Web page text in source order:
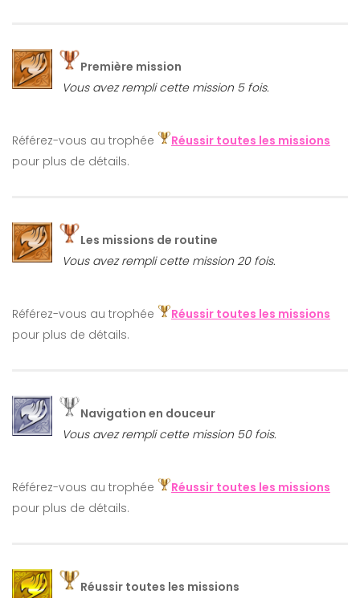
Première mission
Vous avez rempli cette mission 5 fois.
Référez-vous au trophée
Réussir toutes les missions
pour plus de détails.
Les missions de routine
Vous avez rempli cette mission 20 fois.
Référez-vous au trophée
Réussir toutes les missions
pour plus de détails.
Navigation en douceur
Vous avez rempli cette mission 50 fois.
Référez-vous au trophée
Réussir toutes les missions
pour plus de détails.
Réussir toutes les missions